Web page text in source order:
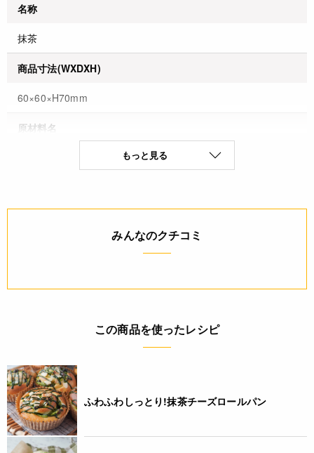
名称
抹茶
商品寸法(WXDXH)
60×60×H70mm
原材料名
6ヶ月
コンタミネーション
なし
栄養成分表示
もっと見る
みんなのクチコミ
この商品を使ったレシピ
ふわふわしっとり!抹茶チーズロールパン